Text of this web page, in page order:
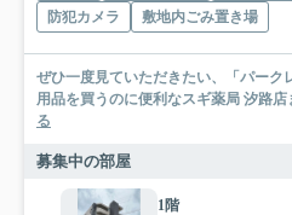
防犯カメラ
敷地内ごみ置き場
ぜひ一度見ていただきたい、「パーク
用品を買うのに便利なスギ薬局 汐路
る
募集中の部屋
1階